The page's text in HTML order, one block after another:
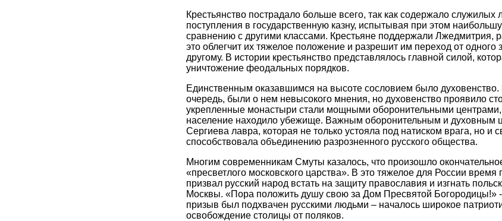
Крестьянство пострадало больше всего, так как содержало служилых
поступления в государственную казну, испытывая при этом
сравнению с другими классами. Крестьяне поддержали Лжедмитрия,
это облегчит их тяжелое положение и разрешит им переход от одного
другому. В истории крестьянство представлялось главной силой,
уничтожение феодальных порядков.
Единственным оказавшимся на высоте сословием было
очередь, были о нем невысокого мнения, но духовенство проявило
укрепленные монастыри стали мощными оборонительными центрами,
население находило убежище. Важным оборонительным и духовным
Сергиева лавра, которая не только устояла под натиском врага, но и
способствовала объединению разрозненного русского общества.
Многим современникам Смуты казалось, что произошло
«пресветлого московского царства». В это тяжелое для России время
призвал русский народ встать на защиту православия и изгнать
Москвы. «Пора положить душу свою за Дом Пресвятой Богородицы!» -
призыв был подхвачен русскими людьми – началось широкое
освобождение столицы от поляков.